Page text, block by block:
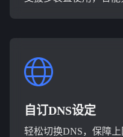
自订DNS设定
轻松切换DNS，保障